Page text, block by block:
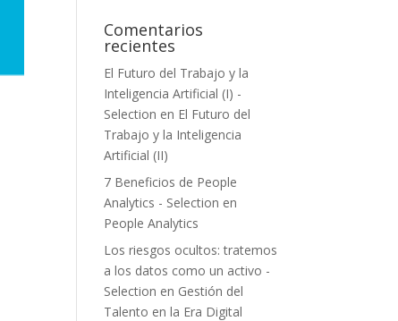
Comentarios
recientes
El Futuro del Trabajo y la
Inteligencia Artificial (I) -
Selection en El Futuro del
Trabajo y la Inteligencia
Artificial (II)
7 Beneficios de People
Analytics - Selection en
People Analytics
Los riesgos ocultos: tratemos
a los datos como un activo -
Selection en Gestión del
Talento en la Era Digital